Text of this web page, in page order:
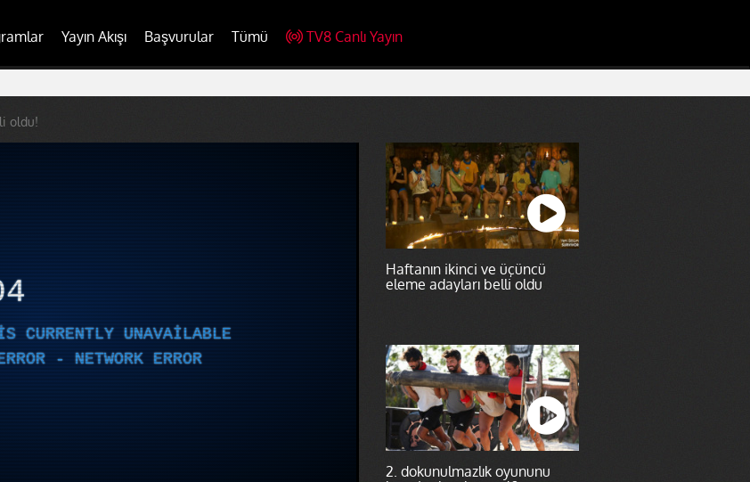
Yayın Akışı Başvurular Tümü TV8 Canlı Yayın
oldu!
CURRENTLY UNAVAILABLE
- NETWORK ERROR
Haftanın ikinci ve üçüncü
eleme adayları belli oldu
2. dokunulmazlık oyununu